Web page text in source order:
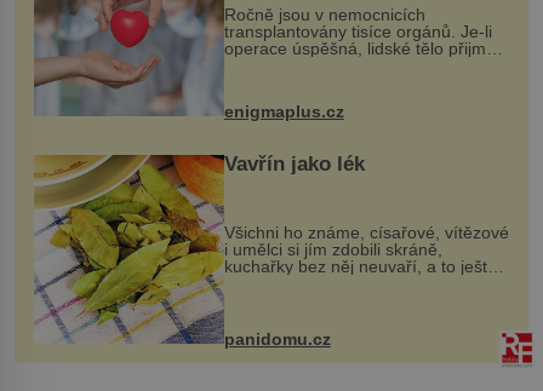
Ročně jsou v nemocnicích
transplantovány tisíce orgánů. Je-li
operace úspěšná, lidské tělo přijme
enigmaplus.cz
Vavřín jako lék
Všichni ho známe, císařové, vítězové
i umělci si jím zdobili skráně,
kuchařky bez něj neuvaří, a to ještě
nevíte, že bobkový list může výrazně
zmírnit některé naše neduhy.
Obsahuje v malém množství ně...
panidomu.cz